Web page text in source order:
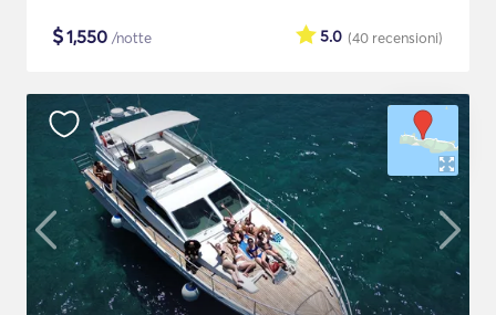
$1,550 /notte (40 recensioni)
5.0